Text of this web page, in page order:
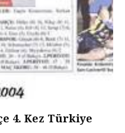
4. Kez Türkiye